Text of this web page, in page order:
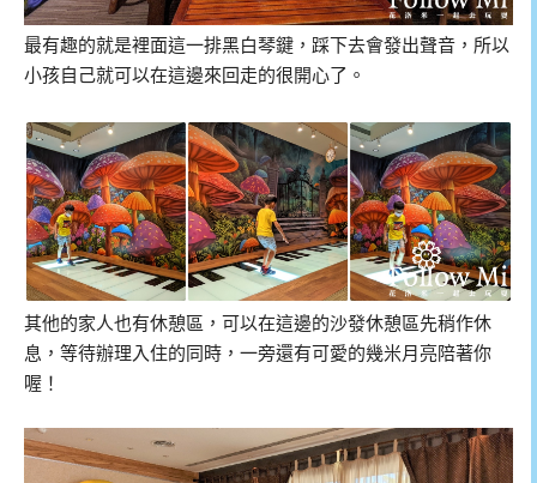
最有趣的就是裡面這一排黑白琴鍵，踩下去會發出聲音，所以
小孩自己就可以在這邊來回走的很開心了。
其他的家人也有休憩區，可以在這邊的沙發休憩區先稍作休
息，等待辦理入住的同時，一旁還有可愛的幾米月亮陪著你
喔！